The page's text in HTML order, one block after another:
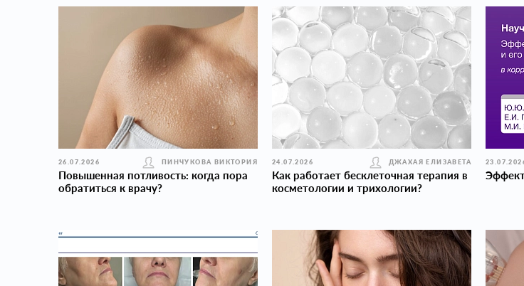
26.07.2026 ПИНЧУКОВА ВИКТОРИЯ
Повышенная потливость: когда пора
обратиться к врачу?
24.07.2026 ДЖАХАЯ ЕЛИЗАВЕТА
Как работает бесклеточная терапия в
косметологии и трихологии?